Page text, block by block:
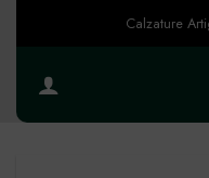
Calzature